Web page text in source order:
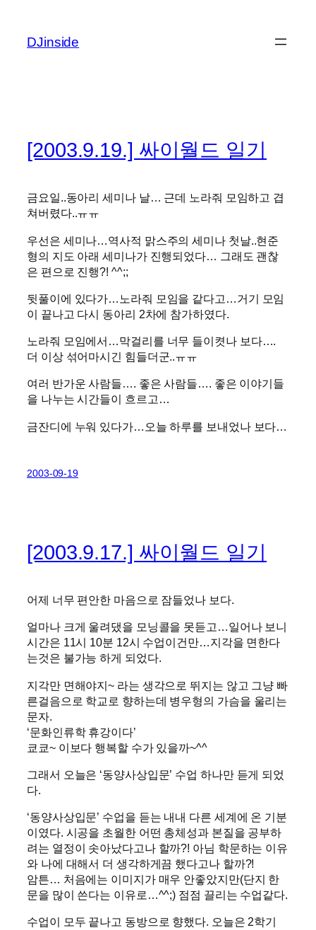
DJinside
[2003.9.19.] 싸이월드 일기
금요일..동아리 세미나 날… 근데 노라줘 모임하고 겹
쳐버렸다..ㅠㅠ
우선은 세미나…역사적 맑스주의 세미나 첫날..현준
형의 지도 아래 세미나가 진행되었다… 그래도 괜찮
은 편으로 진행?! ^^;;
뒷풀이에 있다가…노라줘 모임을 같다고…거기 모임
이 끝나고 다시 동아리 2차에 참가하였다.
노라줘 모임에서…막걸리를 너무 들이켯나 보다….
더 이상 섞어마시긴 힘들더군..ㅠㅠ
여러 반가운 사람들…. 좋은 사람들…. 좋은 이야기들
을 나누는 시간들이 흐르고…
금잔디에 누워 있다가…오늘 하루를 보내었나 보다…
2003-09-19
[2003.9.17.] 싸이월드 일기
어제 너무 편안한 마음으로 잠들었나 보다.
얼마나 크게 울려댔을 모닝콜을 못듣고…일어나 보니
시간은 11시 10분 12시 수업이건만…지각을 면한다
는것은 불가능 하게 되었다.
지각만 면해야지~ 라는 생각으로 뛰지는 않고 그냥 빠
른걸음으로 학교로 향하는데 병우형의 가슴을 울리는
문자.
‘문화인류학 휴강이다’
쿄쿄~ 이보다 행복할 수가 있을까~^^
그래서 오늘은 ‘동양사상입문’ 수업 하나만 듣게 되었
다.
‘동양사상입문’ 수업을 듣는 내내 다른 세계에 온 기분
이였다. 시공을 초월한 어떤 총체성과 본질을 공부하
려는 열정이 솟아났다고나 할까?! 아님 학문하는 이유
와 나에 대해서 더 생각하게끔 했다고나 할까?!
암튼… 처음에는 이미지가 매우 안좋았지만(단지 한
문을 많이 쓴다는 이유로…^^;) 점점 끌리는 수업같다.
수업이 모두 끝나고 동방으로 향했다. 오늘은 2학기